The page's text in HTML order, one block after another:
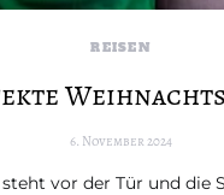
REISEN
6. November 2024
vor der Tür und die